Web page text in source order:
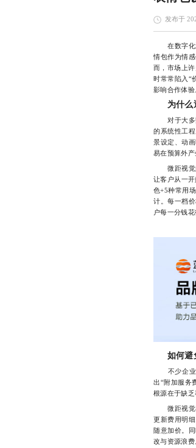
发布于
在数字化沟
情包作为情
而，市场上许
时常常陷入“
影响合作体验
为什么
对于大多数
的系统性工
景设定、动
易在预算外产
微距视觉始
让客户从一
色+5种常用
计。每一档
户每一分钱花
如何避
不少企业在
出“附加服务
根源在于缺乏
微距视觉在
更新费用明
随意加价。
改与资源浪费